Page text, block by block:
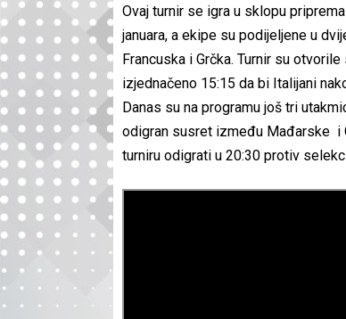
Ovaj turnir se igra u sklopu
januara, a ekipe su podijeljene u
Francuska i Grčka. Turnir su
izjednačeno 15:15 da bi Italijani
Danas su na programu još tri
odigran susret između Mađarske i
turniru odigrati u 20:30 protiv